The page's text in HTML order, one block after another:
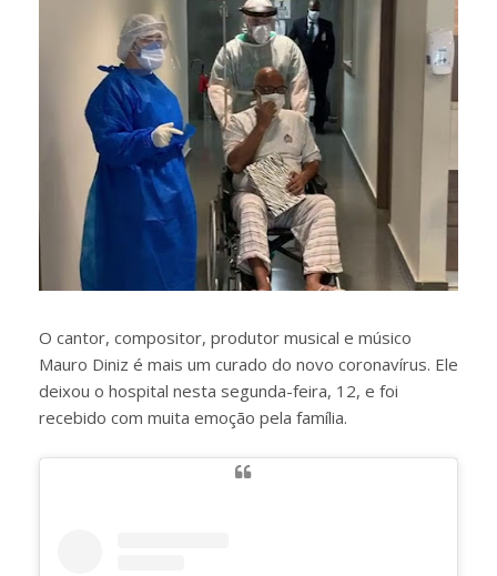
O cantor, compositor, produtor musical e músico
Mauro Diniz é mais um curado do novo coronavírus. Ele
deixou o hospital nesta segunda-feira, 12, e foi
recebido com muita emoção pela família.